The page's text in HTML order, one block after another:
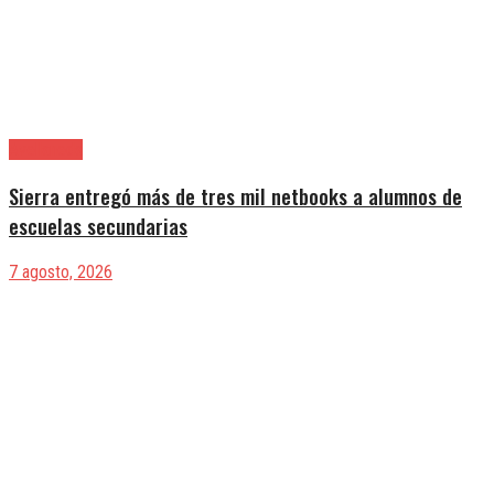
Sierra entregó más de tres mil netbooks a alumnos de
escuelas secundarias
7 agosto, 2026